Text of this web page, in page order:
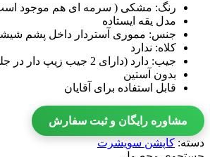
رنگ: مشکی ( سرمه ای هم موجود
مدل یقه ایستاده
جنس: مموری آستردار داخل پشم
کلاه: ندارد
جیب: دارد (دارای 2 جیب زیپ دار در جلو)
بدون آستین
قابل استفاده برای آقایان
مشاوره رایگان و ثبت سفارش
دسته: کاپشن سویشرت